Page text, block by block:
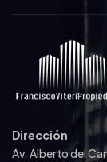
Dirección
Av. Alberto del